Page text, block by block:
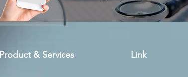
Product & Services Link